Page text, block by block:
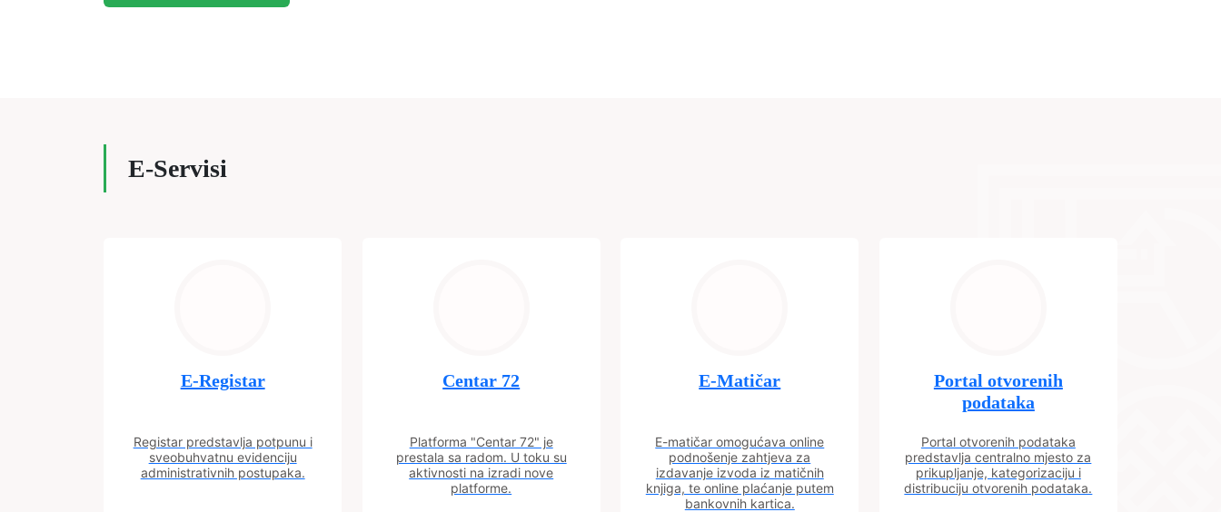
E-Servisi
E-Registar
Registar predstavlja potpunu i
sveobuhvatnu evidenciju
administrativnih postupaka.
Centar 72
Platforma "Centar 72" je
prestala sa radom. U toku su
aktivnosti na izradi nove
platforme.
E-Matičar
E-matičar omogućava online
podnošenje zahtjeva za
izdavanje izvoda iz matičnih
knjiga, te online plaćanje putem
bankovnih kartica.
Portal otvorenih
podataka
Portal otvorenih podataka
predstavlja centralno mjesto za
prikupljanje, kategorizaciju i
distribuciju otvorenih podataka.